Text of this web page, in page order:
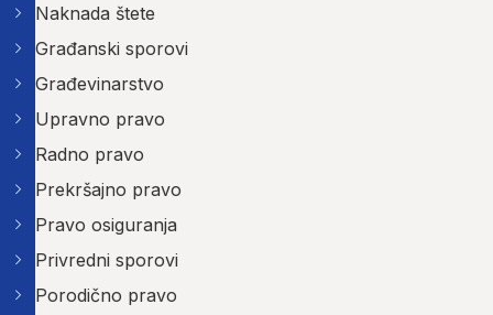
Naknada štete
Građanski sporovi
Građevinarstvo
Upravno pravo
Radno pravo
Prekršajno pravo
Pravo osiguranja
Privredni sporovi
Porodično pravo